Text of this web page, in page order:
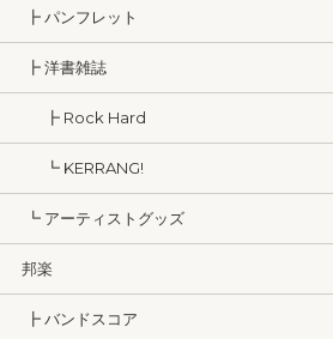
┣ パンフレット
┣ 洋書雑誌
┣ Rock Hard
┗ KERRANG!
┗ アーティストグッズ
邦楽
┣ バンドスコア